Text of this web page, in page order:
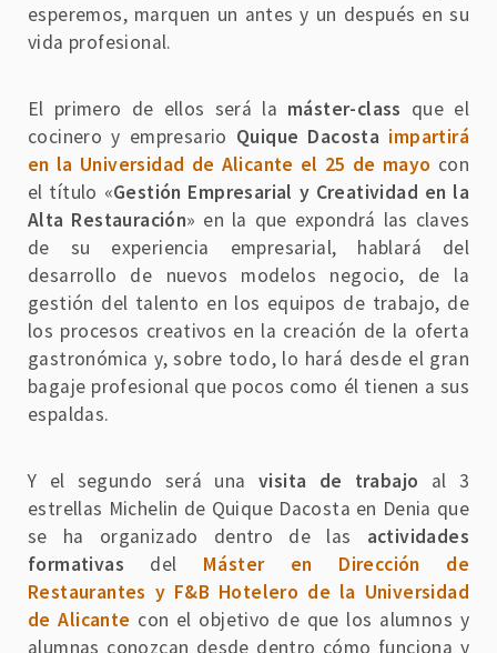
esperemos, marquen un antes y un después en su
vida profesional.
El primero de ellos será la máster-class que el
cocinero y empresario Quique Dacosta impartirá
en la Universidad de Alicante el 25 de mayo con
el título «Gestión Empresarial y Creatividad en la
Alta Restauración» en la que expondrá las claves
de su experiencia empresarial, hablará del
desarrollo de nuevos modelos negocio, de la
gestión del talento en los equipos de trabajo, de
los procesos creativos en la creación de la oferta
gastronómica y, sobre todo, lo hará desde el gran
bagaje profesional que pocos como él tienen a sus
espaldas.
Y el segundo será una visita de trabajo al 3
estrellas Michelin de Quique Dacosta en Denia que
se ha organizado dentro de las actividades
formativas del Máster en Dirección de
Restaurantes y F&B Hotelero de la Universidad
de Alicante con el objetivo de que los alumnos y
alumnas conozcan desde dentro cómo funciona y